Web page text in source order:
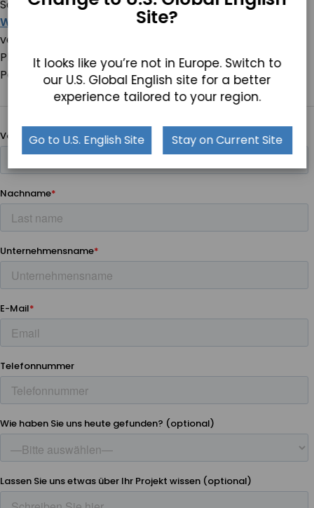
Schwesternstützpunkt oder alsmobiler
Wagencomputer
für die flexible Überwachung in
verschiedenen Zimmern – Teguar liefert die Hardware-
Plattform für eine sicher vernetzte
Patientenüberwachung.
Site?
It looks like you’re not in Europe. Switch to
our U.S. Global English site for a better
experience tailored to your region.
Go to U.S. English Site Stay on Current Site